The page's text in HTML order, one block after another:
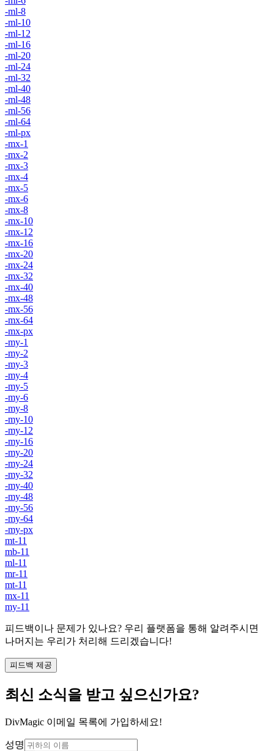
-ml-8
-ml-10
-ml-12
-ml-16
-ml-20
-ml-24
-ml-32
-ml-40
-ml-48
-ml-56
-ml-64
-ml-px
-mx-1
-mx-2
-mx-3
-mx-4
-mx-5
-mx-6
-mx-8
-mx-10
-mx-12
-mx-16
-mx-20
-mx-24
-mx-32
-mx-40
-mx-48
-mx-56
-mx-64
-mx-px
-my-1
-my-2
-my-3
-my-4
-my-5
-my-6
-my-8
-my-10
-my-12
-my-16
-my-20
-my-24
-my-32
-my-40
-my-48
-my-56
-my-64
-my-px
mt-11
mb-11
ml-11
mr-11
mt-11
mx-11
my-11
피드백이나 문제가 있나요? 우리 플랫폼을 통해 알려주시면
나머지는 우리가 처리해 드리겠습니다!
피드백 제공
최신 소식을 받고 싶으신가요?
DivMagic 이메일 목록에 가입하세요!
성명